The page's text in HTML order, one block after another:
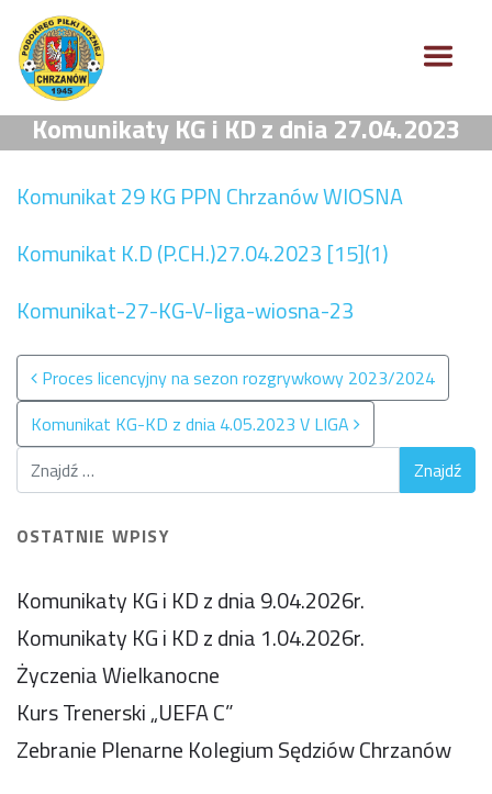
Komunikaty KG i KD z dnia 27.04.2023
Komunikat 29 KG PPN Chrzanów WIOSNA
Komunikat K.D (P.CH.)27.04.2023 [15](1)
Komunikat-27-KG-V-liga-wiosna-23
Nawigacja po wpisach
Proces licencyjny na sezon rozgrywkowy 2023/2024
Komunikat KG-KD z dnia 4.05.2023 V LIGA
OSTATNIE WPISY
Komunikaty KG i KD z dnia 9.04.2026r.
Komunikaty KG i KD z dnia 1.04.2026r.
Życzenia Wielkanocne
Kurs Trenerski „UEFA C”
Zebranie Plenarne Kolegium Sędziów Chrzanów